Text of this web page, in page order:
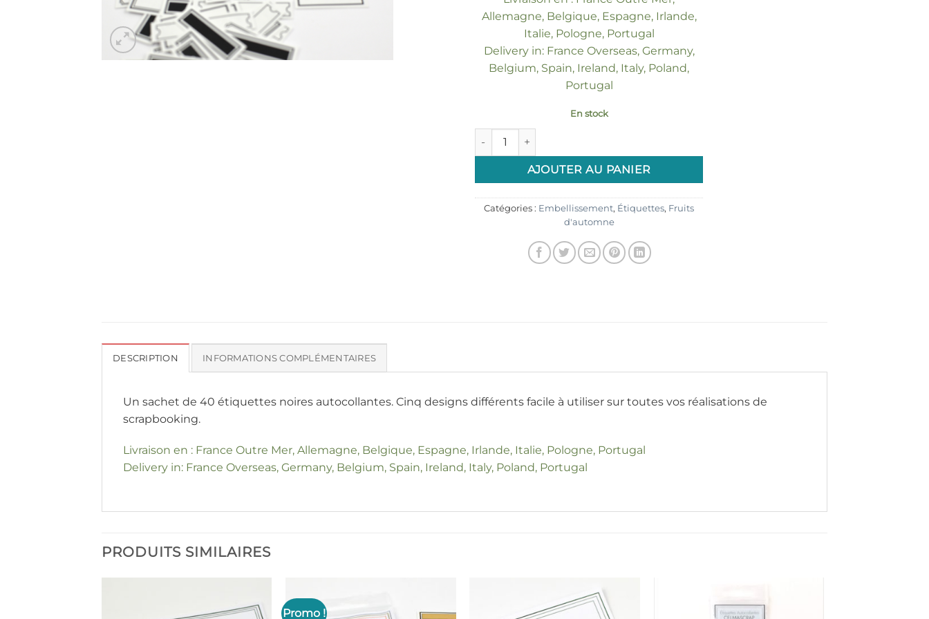
Allemagne, Belgique, Espagne, Irlande,
Italie, Pologne, Portugal
Delivery in: France Overseas, Germany,
Belgium, Spain, Ireland, Italy, Poland,
Portugal
En stock
quantité de Etiquettes autocollantes noires
AJOUTER AU PANIER
Catégories : Embellissement, Étiquettes, Fruits
d'automne
DESCRIPTION INFORMATIONS COMPLÉMENTAIRES
Un sachet de 40 étiquettes noires autocollantes. Cinq designs différents facile à utiliser sur toutes vos réalisations de
scrapbooking.
Livraison en : France Outre Mer, Allemagne, Belgique, Espagne, Irlande, Italie, Pologne, Portugal
Delivery in: France Overseas, Germany, Belgium, Spain, Ireland, Italy, Poland, Portugal
PRODUITS SIMILAIRES
Promo !